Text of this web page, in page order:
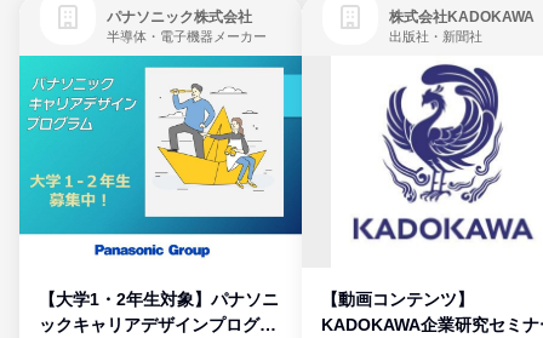
パナソニック株式会社
半導体・電子機器メーカー
【大学1・2年生対象】パナソニ
ックキャリアデザインプログラ
株式会社KADOKAWA
出版社・新聞社
【動画コンテンツ】
KADOKAWA企業研究セミナ